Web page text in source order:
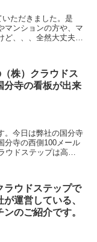
ただきました。是
マンションの方や、マ
ど、、、全然大丈夫で
。クラウドステップは
目指しています。建
ご相談でも幅広く対応
株）クラウドス
分寺の看板が出来
。今日は弊社の国分寺
分寺の西側100メール
ウドステップは高松
体のクラウドも運営し
すのでよろしくお願
ラウドステップで
運営している、
ンのご紹介です。